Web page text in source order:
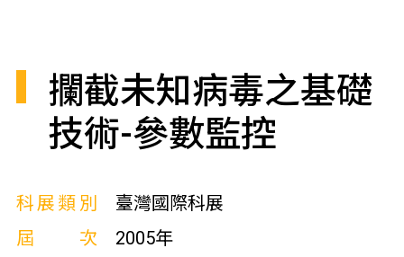
攔截未知病毒之基礎
技術-參數監控
科展類別
臺灣國際科展
屆次
2005年